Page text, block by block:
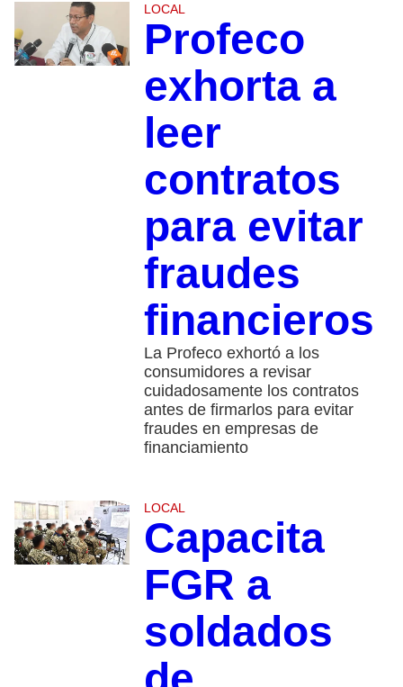
LOCAL
Profeco
exhorta a
leer
contratos
para evitar
fraudes
financieros
La Profeco exhortó a los
consumidores a revisar
cuidadosamente los contratos
antes de firmarlos para evitar
fraudes en empresas de
financiamiento
LOCAL
Capacita
FGR a
soldados